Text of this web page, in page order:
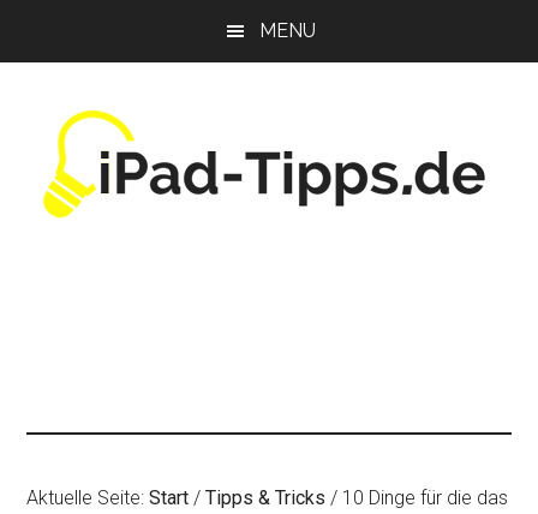
MENU
Aktuelle Seite:Start / Tipps & Tricks / 10 Dinge für die das